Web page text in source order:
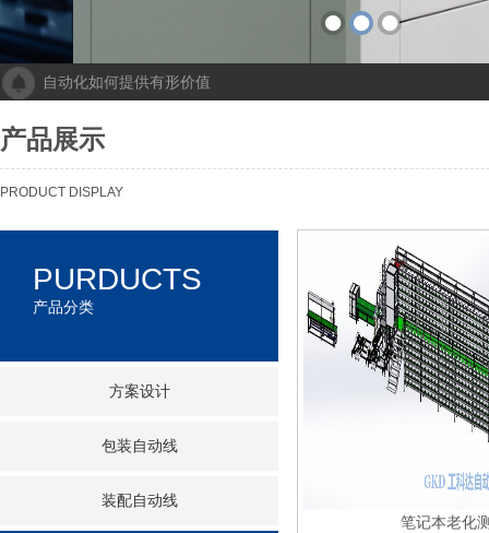
自动化如何提供有形价值
“未来工厂”啥样？机器人生“匠心”自动化会“上网”
个性化批量生产，灵活性显著提高！Faulhaber加速推动自动化生产
笔记本老化
PURDUCTS
产品分类
方案设计
包装自动线
装配自动线
产品展示
PRODUCT DISPLAY